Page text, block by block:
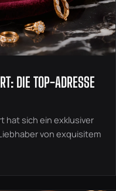
DIE TOP-ADRESSE
hat sich ein exklusiver
von exquisitem